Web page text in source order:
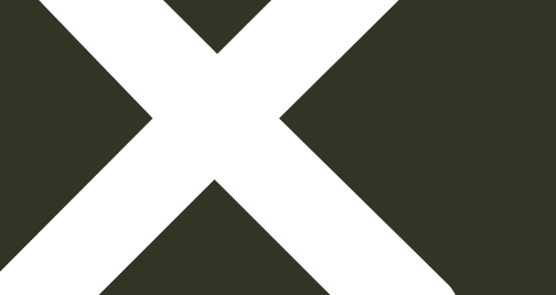
la dirección del establecimiento físico.
este, se tomará la dirección del domicilio
por el contribuyente o de su representante
en el caso de extranjeros no residentes, a falta
se registrará en la Capital de la Republica
lo establece el Código Tributario.
de establecimientos electrónicos se aplicará